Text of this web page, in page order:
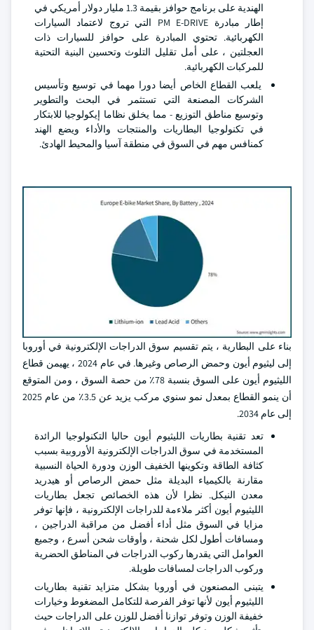
الهندية على برنامج حوافز بقيمة 1.3 مليار دولار أمريكي في
إطار مبادرة PM E-DRIVE التي تروج لاعتماد السيارات
الكهربائية. تحتوي المبادرة على حوافز للسيارات ذات
العجلتين ، على أمل تقليل التلوث وتحسين البنية التحتية
للمركبات الكهربائية.
يلعب القطاع الخاص أيضا دورا مهما في توسيع وتأسيس
الشركات المصنعة التي تستثمر في البحث والتطوير
وتوسيع مناطق التوزيع - مما يخلق نظاما إيكولوجيا للابتكار
في تكنولوجيا البطاريات والمنتجات والأداء ويضع الهند
كمنافس مهم في السوق في منطقة آسيا والمحيط الهادئ.
بناء على البطارية ، يتم تقسيم سوق الدراجات الإلكترونية في أوروبا
إلى ليثيوم أيون وحمض الرصاص وغيرها. في عام 2024 ، يهيمن قطاع
الليثيوم أيون على السوق بنسبة 78٪ من حصة السوق ، ومن المتوقع
أن ينمو القطاع بمعدل نمو سنوي مركب يزيد عن 3.5٪ من عام 2025
إلى عام 2034.
تعد تقنية بطاريات الليثيوم أيون حاليا التكنولوجيا الرائدة
المستخدمة في سوق الدراجات الإلكترونية الأوروبية بسبب
كثافة الطاقة وتكوينها الخفيف الوزن ودورة الحياة النسبية
مقارنة بالكيمياء البديلة مثل حمض الرصاص أو هيدريد
معدن النيكل. نظرا لأن هذه الخصائص تجعل بطاريات
الليثيوم أيون أكثر ملاءمة للدراجات الإلكترونية ، فإنها توفر
مزايا في السوق مثل أداء أفضل من مراقبة الدراجين ،
ومسافات أطول لكل شحنة ، وأوقات شحن أسرع ، وجميع
العوامل التي يقدرها ركوب الدراجات في المناطق الحضرية
وركوب الدراجات لمسافات طويلة.
يتبنى المصنعون في أوروبا بشكل متزايد تقنية بطاريات
الليثيوم أيون لأنها توفر الفرصة للتكامل المضغوط وخيارات
خفيفة الوزن وتوفر توازنا أفضل للوزن على الدراجات حيث